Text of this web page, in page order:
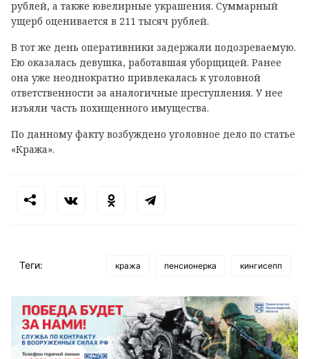
рублей, а также ювелирные украшения. Суммарный
ущерб оценивается в 211 тысяч рублей.
В тот же день оперативники задержали подозреваемую.
Ею оказалась девушка, работавшая уборщицей. Ранее
она уже неоднократно привлекалась к уголовной
ответственности за аналогичные преступления. У нее
изъяли часть похищенного имущества.
По данному факту возбуждено уголовное дело по статье
«Кража».
Теги: кража пенсионерка кингисепп